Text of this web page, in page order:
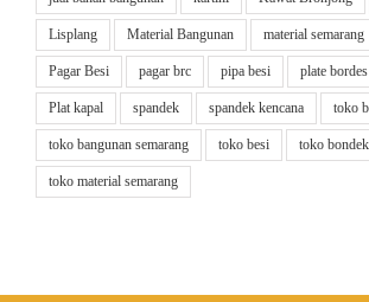
Lisplang Material Bangunan material semarang
Pagar Besi pagar brc pipa besi plate bordes
Plat kapal spandek spandek kencana toko
toko bangunan semarang toko besi toko bondek
toko material semarang